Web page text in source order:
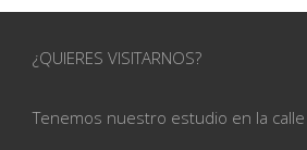
¿QUIERES VISITARNOS?
Tenemos nuestro estudio en la calle